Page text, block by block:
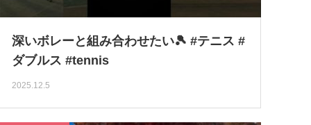
深いボレーと組み合わせたい🎾 #テニス #
ダブルス #tennis
2025.12.5